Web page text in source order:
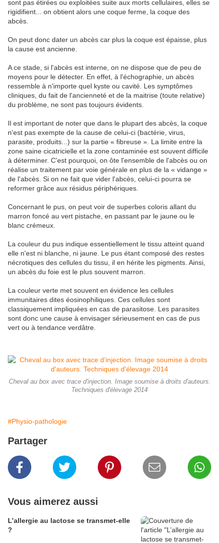
sont pas étirées ou exploitées suite aux morts cellulaires, elles se
rigidifient... on obtient alors une coque ferme, la coque des
abcès.
On peut donc dater un abcès car plus la coque est épaisse, plus
la cause est ancienne.
A ce stade, si l'abcès est interne, on ne dispose que de peu de
moyens pour le détecter. En effet, à l'échographie, un abcès
ressemble à n'importe quel kyste ou cavité. Les symptômes
cliniques, du fait de l'ancienneté et de la maitrise (toute relative)
du problème, ne sont pas toujours évidents.
Il est important de noter que dans le plupart des abcès, la coque
n'est pas exempte de la cause de celui-ci (bactérie, virus,
parasite, produits...) sur la partie « fibreuse ». La limite entre la
zone saine cicatricielle et la zone contaminée est souvent difficile
à déterminer. C'est pourquoi, on ôte l'ensemble de l'abcès ou on
réalise un traitement par voie générale en plus de la « vidange »
de l'abcès. Si on ne fait que vider l'abcès, celui-ci pourra se
reformer grâce aux résidus périphériques.
Concernant le pus, on peut voir de superbes coloris allant du
marron foncé au vert pistache, en passant par le jaune ou le
blanc crémeux.
La couleur du pus indique essentiellement le tissu atteint quand
elle n'est ni blanche, ni jaune. Le pus étant composé des restes
nécrotiques des cellules du tissu, il en hérite les pigments. Ainsi,
un abcès du foie est le plus souvent marron.
La couleur verte met souvent en évidence les cellules
immunitaires dites éosinophiliques. Ces cellules sont
classiquement impliquées en cas de parasitose. Les parasites
sont donc une cause à envisager sérieusement en cas de pus
vert ou à tendance verdâtre.
Cheval au box avec trace d'injection. Image soumise à droits d'auteurs.
Techniques d'élevage 2014
#Physio-pathologie
Partager
Vous aimerez aussi
L’allergie au lactose se transmet-elle
?